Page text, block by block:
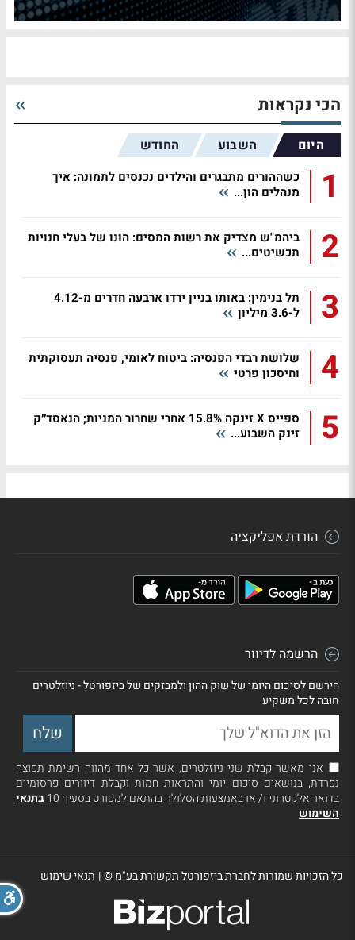
הכי נקראות
היום השבוע החודש
1
כשההורים מתבגרים והילדים נכנסים לתמונה: איך
מנהלים הון...
2
ביהמ"ש מצדיק את רשות המסים: הונו של בעלי חנויות
תכשיטים...
3
תל בנימין: באותו בניין ירדו ארבעה חדרים מ-4.12
ל-3.6 מיליון
4
שלושת רבדי הפנסיה: ביטוח לאומי, פנסיה תעסוקתית
וחיסכון פרטי
5
ספייס X זינקה 15.8% אחרי שחרור המניות; הנאסד״ק
זינק השבוע...
הורדת אפליקציה
הרשמה לדיוור
הירשם לסיכום היומי של שוק ההון ולמבזקים של ביזפורטל - ניוזלטרים
חובה לכל משקיע
אני מאשר קבלת שני ניוזלטרים, אשר כל אחד מהווה רשימת תפוצה
נפרדת, בנושאים סיכום יומי והתראות חמות וקבלת דיוורים פרסומיים
בדואר אלקטרוני ו/ או באמצעות הסלולר בהתאם למפורט בסעיף 10
בתנאי
השימוש
כל הזכויות שמורות לחברת ביזפורטל תקשורת בע"מ ©| תנאי שימוש